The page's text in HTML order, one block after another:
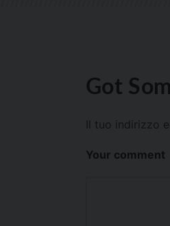
Got
Il tuo indirizzo
Your comment